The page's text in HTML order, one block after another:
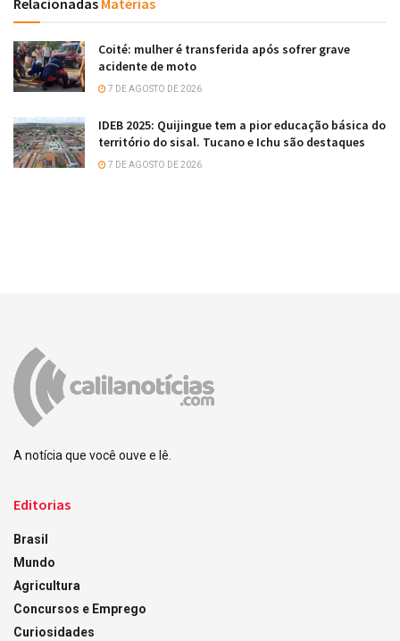
Relacionadas Matérias
Coité: mulher é transferida após sofrer grave
acidente de moto
7 DE AGOSTO DE 2026
IDEB 2025: Quijingue tem a pior educação básica do
território do sisal. Tucano e Ichu são destaques
7 DE AGOSTO DE 2026
A notícia que você ouve e lê.
Editorias
Brasil
Mundo
Agricultura
Concursos e Emprego
Curiosidades